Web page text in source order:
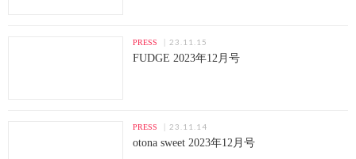
PRESS 23.11.15
FUDGE 2023年12月号
PRESS 23.11.14
otona sweet 2023年12月号